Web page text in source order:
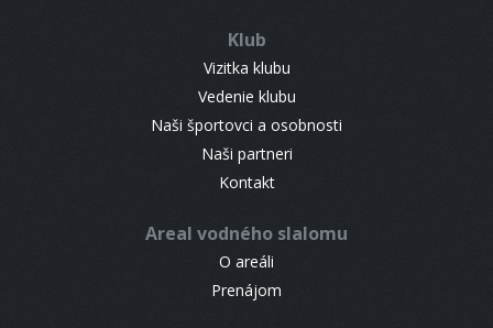
Klub
Vizitka klubu
Vedenie klubu
Naši športovci a osobnosti
Naši partneri
Kontakt
Areal vodného slalomu
O areáli
Prenájom
CONTACT